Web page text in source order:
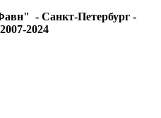
- Санкт-Петербург -
2024